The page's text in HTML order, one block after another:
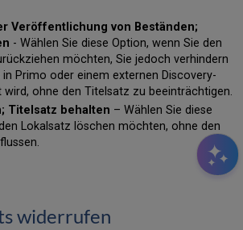
Veröffentlichung von Beständen;
- Wählen Sie diese Option, wenn Sie den
möchten, Sie jedoch verhindern
Primo oder einem externen Discovery-
wird, ohne den Titelsatz zu beeinträchtigen.
Titelsatz behalten – Wählen Sie diese
Lokalsatz löschen möchten, ohne den
widerrufen